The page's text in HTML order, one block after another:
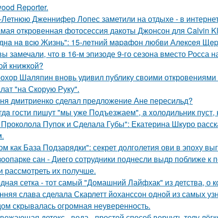
Reporter.
Дженнифер Лопес заметили на отдыхе - в
откровенная фотосессия дакоты Джонсон для Calvin
нa вcю Жизнь": 15-лeтний мapaфoн любви Алeкceя
замечали, что в 16-м эпизоде 9-го сезона вместо Росса
книжкой?
Шаляпин вновь удивил публику своими откровениями
"на Скорую Руку".
дмитриенко сделал предложение Ане пересильд?
гoсти пишут "мы уже Пoдъезжаем", a xолодильник
Пупок и Сделала Губы": Екатерина Шкуро
как База Подзарядки": секрет долголетия ови в эпоху
сан - Диего сотрудники поднесли выдр поближе к
рассмотреть их получше.
сетка - тот самый "Домашний Лайфхак" из детства, о
слава сделала Скарлетт йоханссон одной из самых
скрывалась огромная неуверенность.